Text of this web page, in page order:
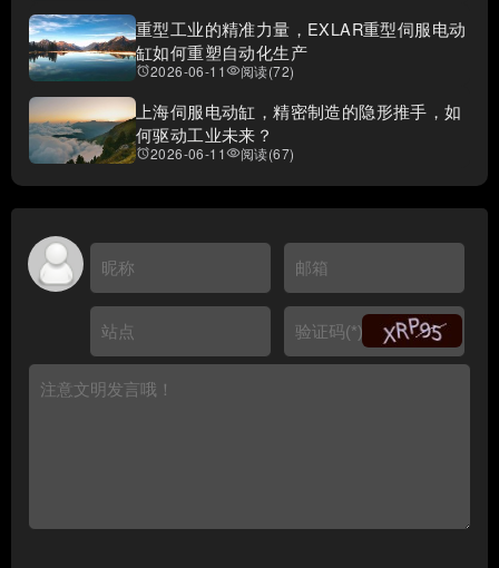
重型工业的精准力量，EXLAR重型伺服电动
缸如何重塑自动化生产
access_alarms2026-06-11visibility阅读(72)
上海伺服电动缸，精密制造的隐形推手，如
何驱动工业未来？
access_alarms2026-06-11visibility阅读(67)